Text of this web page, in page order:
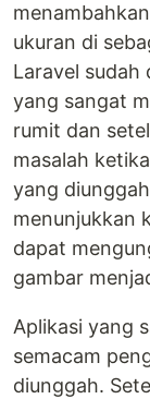
ukuran di
Laravel sudah
yang sangat
rumit dan
masalah
yang
menunjukkan
dapat
gambar
Aplikasi yang
semacam
diunggah.